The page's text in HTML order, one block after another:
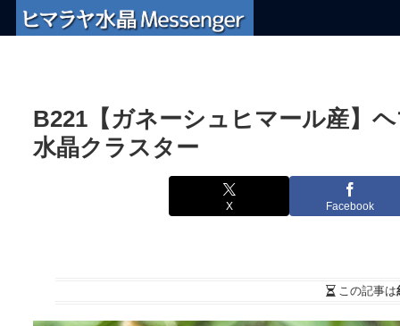
B221【ガネーシュヒマール産】
水晶クラスター
X Facebook
この記事は